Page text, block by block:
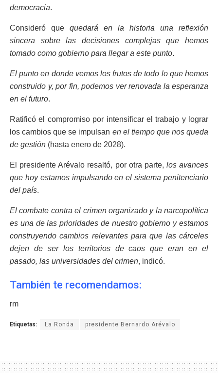
democracia.
Consideró que quedará en la historia una reflexión
sincera sobre las decisiones complejas que hemos
tomado como gobierno para llegar a este punto.
El punto en donde vemos los frutos de todo lo que hemos
construido y, por fin, podemos ver renovada la esperanza
en el futuro.
Ratificó el compromiso por intensificar el trabajo y lograr
los cambios que se impulsan en el tiempo que nos queda
de gestión (hasta enero de 2028).
El presidente Arévalo resaltó, por otra parte, los avances
que hoy estamos impulsando en el sistema penitenciario
del país.
El combate contra el crimen organizado y la narcopolítica
es una de las prioridades de nuestro gobierno y estamos
construyendo cambios relevantes para que las cárceles
dejen de ser los territorios de caos que eran en el
pasado, las universidades del crimen, indicó.
También te recomendamos:
rm
Etiquetas: La Ronda presidente Bernardo Arévalo